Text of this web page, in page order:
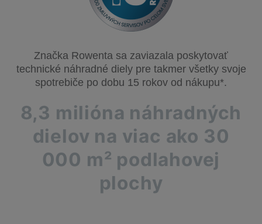
Značka Rowenta sa zaviazala poskytovať
technické náhradné diely pre takmer všetky svoje
spotrebiče po dobu 15 rokov od nákupu*.
8,3 milióna náhradných
dielov na viac ako 30
000 m² podlahovej
plochy